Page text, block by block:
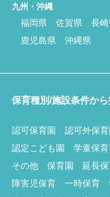
九州・沖縄
福岡県 佐賀県 長
鹿児島県
沖縄県
保育種別/施設条件か
認可保育園 認可外保育
認定こども園
学童保育
その他
保育園 延長
障害児保育
一時保育